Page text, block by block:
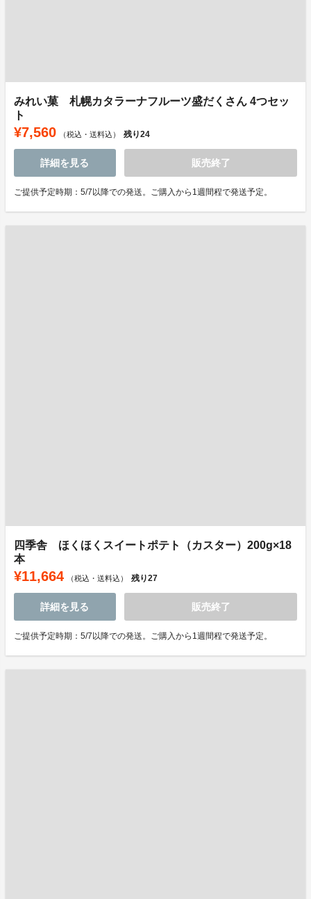
みれい菓 札幌カタラーナフルーツ盛だくさん 4つセッ
ト
¥7,560 （税込・送料込） 残り24
詳細を見る 販売終了
ご提供予定時期：5/7以降での発送。ご購入から1週間程で発送予定。
四季舎 ほくほくスイートポテト（カスター）200g×18
本
¥11,664 （税込・送料込） 残り27
詳細を見る 販売終了
ご提供予定時期：5/7以降での発送。ご購入から1週間程で発送予定。